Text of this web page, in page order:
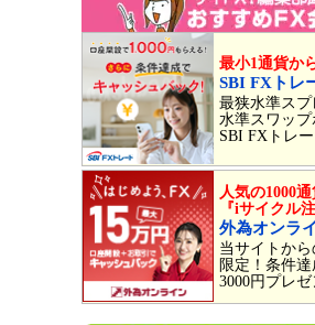
最小1通貨か
SBI FXトレ
最狭水準ス
水準スワッ
SBI FXトレー
人気の1000
『iサイクル注
外為オンラ
当サイトか
限定！条件
3000円プレゼ